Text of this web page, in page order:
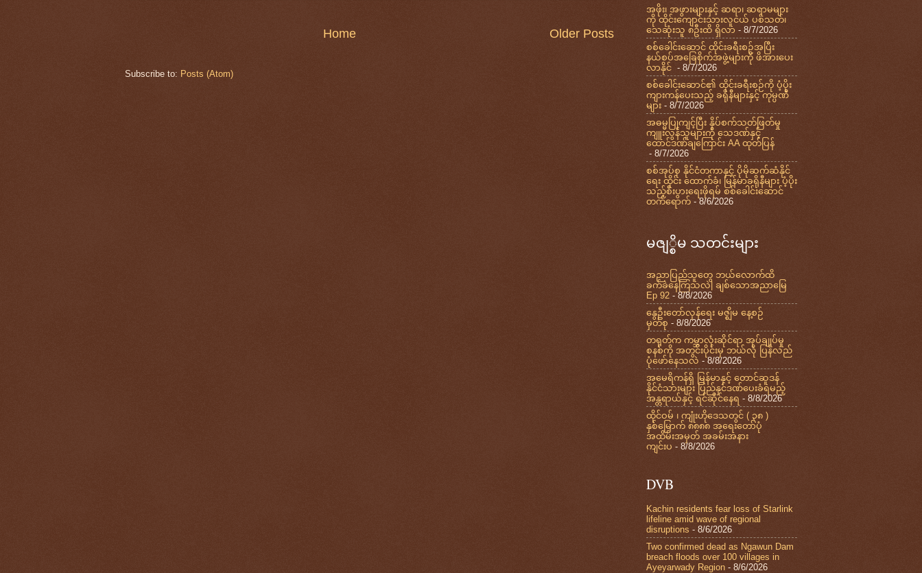
Older Posts
Home
Subscribe to: Posts (Atom)
အဖိုး၊ အဖွားများနှင့် ဆရာ၊ ဆရာမများ
ကို ထိုင်းကျောင်းသားလူငယ် ပစ်သတ်၊
သေဆုံးသူ ၈ဦးထိ ရှိလာ - 8/7/2026
စစ်ခေါင်းဆောင် ထိုင်းခရီးစဉ်အပြီး
နယ်စပ်အခြေစိုက်အဖွဲ့များကို ဖိအားပေး
လာနိုင် - 8/7/2026
စစ်ခေါင်းဆောင်၏ ထိုင်းခရီးစဉ်ကို ပံ့ပိုး
ကျားကန်ပေးသည့် ခရိုနီများနှင့် ကုမ္ပဏီ
များ - 8/7/2026
အဓမ္မပြုကျင့်ပြီး နှိပ်စက်သတ်ဖြတ်မှု
ကျူးလွန်သူများကို သေဒဏ်နှင့်
ထောင်ဒဏ်ချကြောင်း AA ထုတ်ပြန်
- 8/7/2026
စစ်အုပ်စု နိုင်ငံတကာနှင့် ပိုမိုဆက်ဆံနိုင်
ရေး ထိုင်း ထောက်ခံ၊ မြန်မာခရိုနီများ ပံ့ပိုး
သည့်စီးပွားရေးဖိုရမ် စစ်ခေါင်းဆောင်
တက်ရောက် - 8/6/2026
မဇျ္စိမ သတင်းများ
အညာပြည်သူတွေ ဘယ်လောက်ထိ
ခက်ခဲနေကြသလဲ| ချစ်သောအညာမြေ
Ep 92 - 8/8/2026
နွေဦးတော်လှန်ရေး မဇ္ဈိမ နေ့စဉ်
မှတ်စု - 8/8/2026
တရုတ်က ကမ္ဘာလုံးဆိုင်ရာ အုပ်ချုပ်မှု
စနစ်ကို အတွင်းပိုင်းမှ ဘယ်လို ပြန်လည်
ပုံဖော်နေသလဲ - 8/8/2026
အမေရိကန်ရှိ မြန်မာနှင့် တောင်ဆူဒန်
နိုင်ငံသားများ ပြည်နှင်ဒဏ်ပေးခံရမည့်
အန္တရာယ်နှင့် ရင်ဆိုင်နေရ - 8/8/2026
ထိုင်ဝမ် ၊ ကျုံးဟိုဒေသတွင် ( ၃၈ )
နှစ်မြောက် ၈၈၈၈ အရေးတော်ပုံ
အထိမ်းအမှတ် အခမ်းအနား
ကျင်းပ - 8/8/2026
DVB
Kachin residents fear loss of Starlink
lifeline amid wave of regional
disruptions - 8/6/2026
Two confirmed dead as Ngawun Dam
breach floods over 100 villages in
Ayeyarwady Region - 8/6/2026